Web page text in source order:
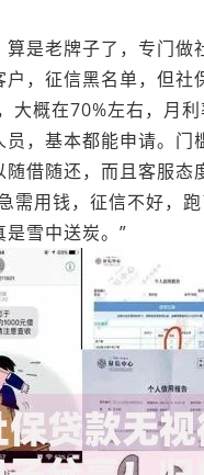
是老牌子了，专门
，征信黑名单，但
大概在70%左右，月
，基本都能申请。
借随还，而且客服
需用钱，征信不好，
雪中送炭。”